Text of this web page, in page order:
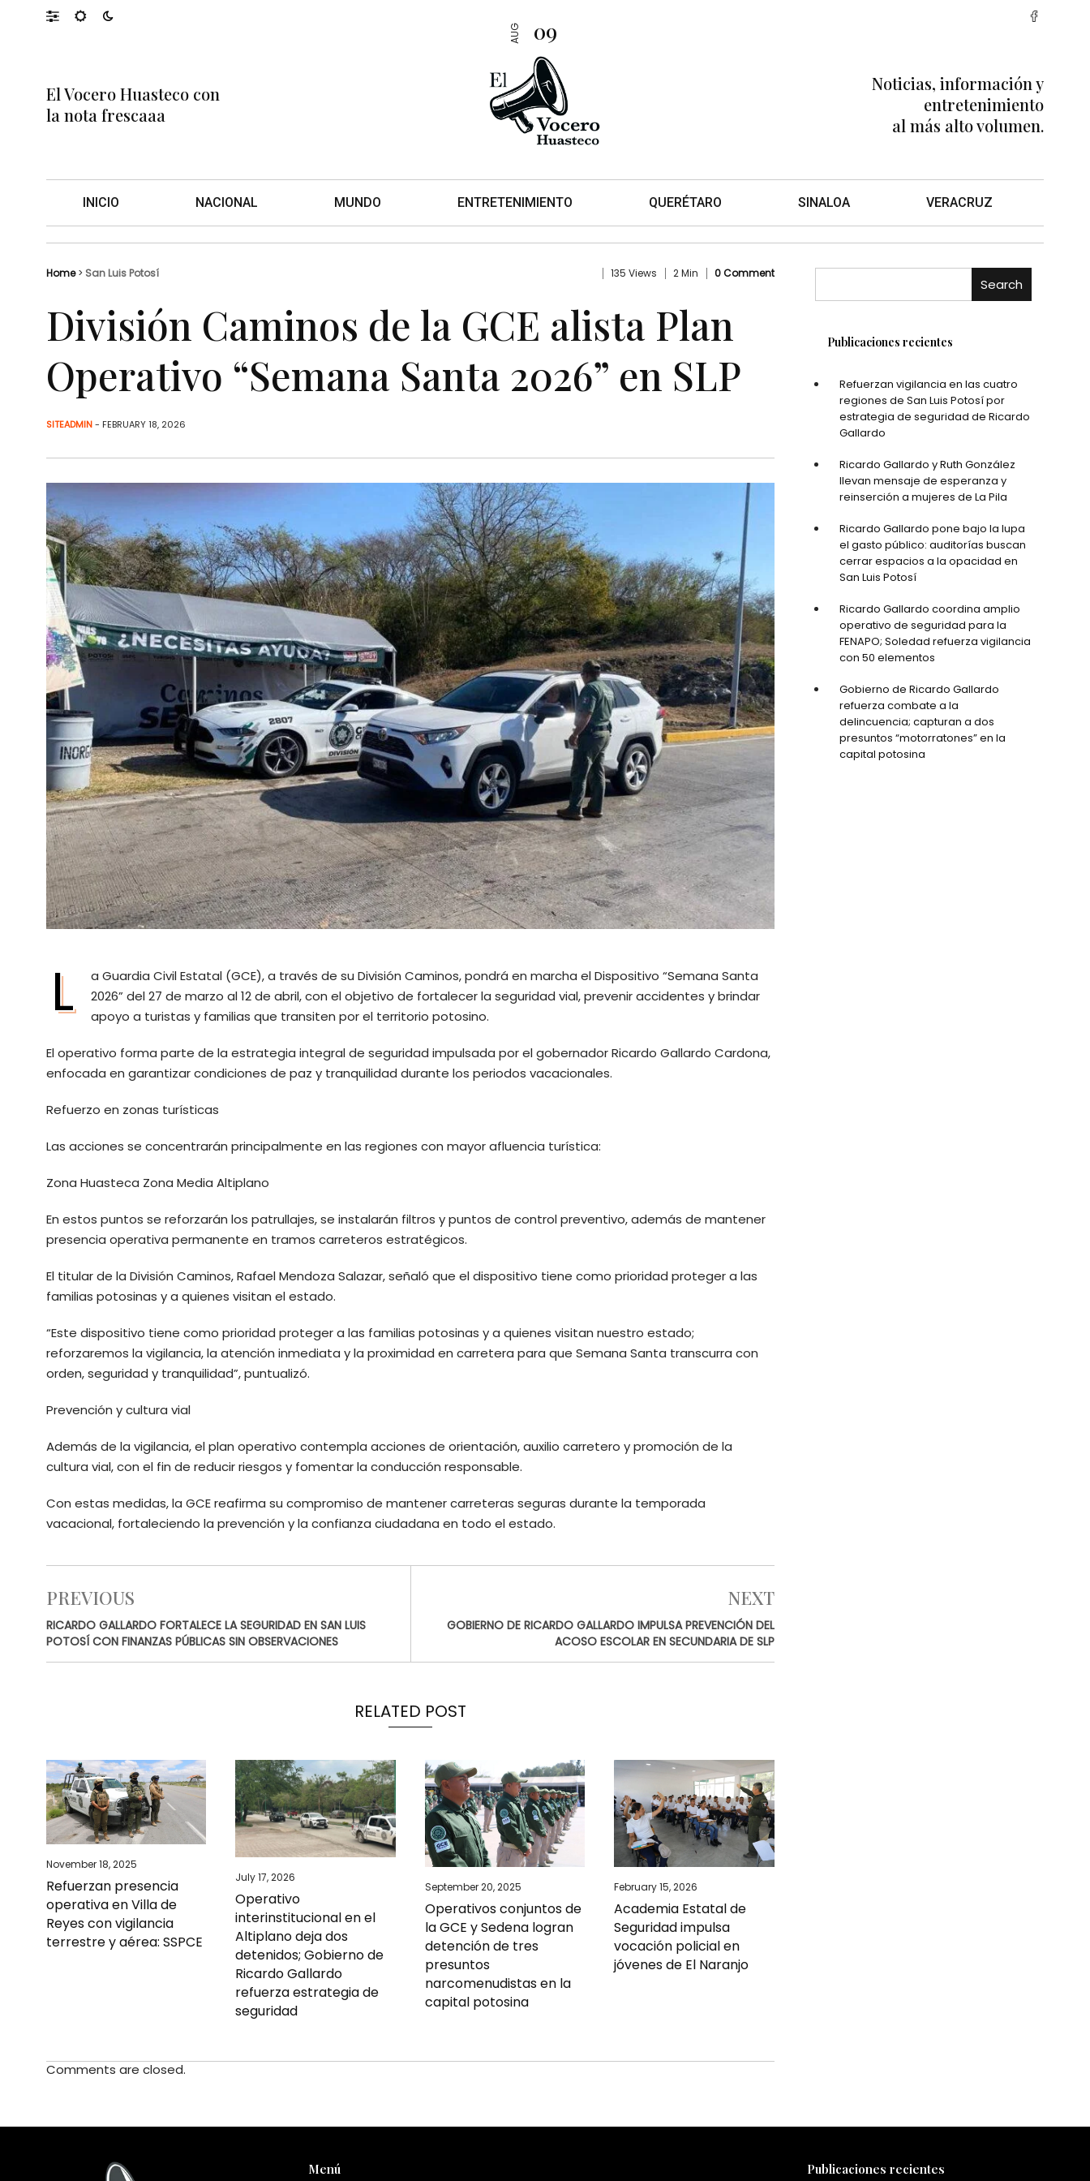
09
AUG
El Vocero Huasteco con
la nota frescaaa
Noticias, información y
entretenimiento
al más alto volumen.
INICIO NACIONAL MUNDO ENTRETENIMIENTO QUERÉTARO SINALOA VERACRUZ
Home> San Luis Potosí 135 Views 2 Min 0 Comment
División Caminos de la GCE alista Plan
Operativo “Semana Santa 2026” en SLP
SITEADMIN- FEBRUARY 18, 2026
L
a Guardia Civil Estatal (GCE), a través de su División Caminos, pondrá en marcha el Dispositivo “Semana Santa
2026” del 27 de marzo al 12 de abril, con el objetivo de fortalecer la seguridad vial, prevenir accidentes y brindar
apoyo a turistas y familias que transiten por el territorio potosino.
El operativo forma parte de la estrategia integral de seguridad impulsada por el gobernador Ricardo Gallardo Cardona,
enfocada en garantizar condiciones de paz y tranquilidad durante los periodos vacacionales.
Refuerzo en zonas turísticas
Las acciones se concentrarán principalmente en las regiones con mayor afluencia turística:
Zona Huasteca Zona Media Altiplano
En estos puntos se reforzarán los patrullajes, se instalarán filtros y puntos de control preventivo, además de mantener
presencia operativa permanente en tramos carreteros estratégicos.
El titular de la División Caminos, Rafael Mendoza Salazar, señaló que el dispositivo tiene como prioridad proteger a las
familias potosinas y a quienes visitan el estado.
“Este dispositivo tiene como prioridad proteger a las familias potosinas y a quienes visitan nuestro estado;
reforzaremos la vigilancia, la atención inmediata y la proximidad en carretera para que Semana Santa transcurra con
orden, seguridad y tranquilidad”, puntualizó.
Prevención y cultura vial
Además de la vigilancia, el plan operativo contempla acciones de orientación, auxilio carretero y promoción de la
cultura vial, con el fin de reducir riesgos y fomentar la conducción responsable.
Con estas medidas, la GCE reafirma su compromiso de mantener carreteras seguras durante la temporada
vacacional, fortaleciendo la prevención y la confianza ciudadana en todo el estado.
PREVIOUS
RICARDO GALLARDO FORTALECE LA SEGURIDAD EN SAN LUIS
POTOSÍ CON FINANZAS PÚBLICAS SIN OBSERVACIONES
NEXT
GOBIERNO DE RICARDO GALLARDO IMPULSA PREVENCIÓN DEL
ACOSO ESCOLAR EN SECUNDARIA DE SLP
RELATED POST
November 18, 2025
Refuerzan presencia
operativa en Villa de
Reyes con vigilancia
terrestre y aérea: SSPCE
July 17, 2026
Operativo
interinstitucional en el
Altiplano deja dos
detenidos; Gobierno de
Ricardo Gallardo
refuerza estrategia de
seguridad
September 20, 2025
Operativos conjuntos de
la GCE y Sedena logran
detención de tres
presuntos
narcomenudistas en la
capital potosina
February 15, 2026
Academia Estatal de
Seguridad impulsa
vocación policial en
jóvenes de El Naranjo
Comments are closed.
Search
Publicaciones recientes
Refuerzan vigilancia en las cuatro
regiones de San Luis Potosí por
estrategia de seguridad de Ricardo
Gallardo
Ricardo Gallardo y Ruth González
llevan mensaje de esperanza y
reinserción a mujeres de La Pila
Ricardo Gallardo pone bajo la lupa
el gasto público: auditorías buscan
cerrar espacios a la opacidad en
San Luis Potosí
Ricardo Gallardo coordina amplio
operativo de seguridad para la
FENAPO; Soledad refuerza vigilancia
con 50 elementos
Gobierno de Ricardo Gallardo
refuerza combate a la
delincuencia; capturan a dos
presuntos “motorratones” en la
capital potosina
Menú Publicaciones recientes